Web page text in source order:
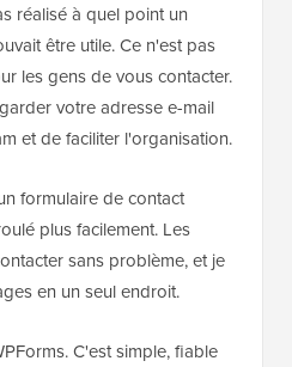
réalisé à quel point un
être utile. Ce n'est pas
les gens de vous contacter.
votre adresse e-mail
et de faciliter l'organisation.
formulaire de contact
plus facilement. Les
sans problème, et je
en un seul endroit.
C'est simple, fiable